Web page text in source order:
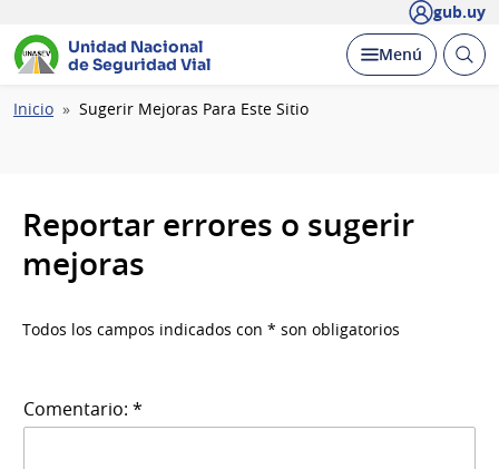
gub.uy
Unidad Nacional
de Seguridad Vial
Desplegar
Menú Abrir
Ruta
Inicio Sugerir Mejoras Para Este Sitio
Reportar errores o sugerir
mejoras
Todos los campos indicados con * son obligatorios
Comentario: *